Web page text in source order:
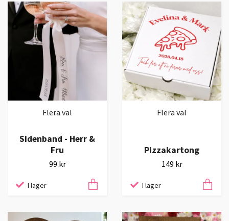
Flera val
Sidenband - Herr &
Fru
99 kr
I lager
Flera val
Pizzakartong
149 kr
I lager